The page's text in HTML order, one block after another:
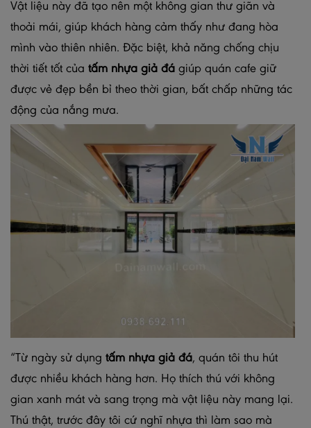
Vật liệu này đã tạo nên một không gian thư giãn và
thoải mái, giúp khách hàng cảm thấy như đang hòa
mình vào thiên nhiên. Đặc biệt, khả năng chống chịu
thời tiết tốt của tấm nhựa giả đá giúp quán cafe giữ
được vẻ đẹp bền bỉ theo thời gian, bất chấp những tác
động của nắng mưa.
“Từ ngày sử dụng tấm nhựa giả đá, quán tôi thu hút
được nhiều khách hàng hơn. Họ thích thú với không
gian xanh mát và sang trọng mà vật liệu này mang lại.
Thú thật, trước đây tôi cứ nghĩ nhựa thì làm sao mà